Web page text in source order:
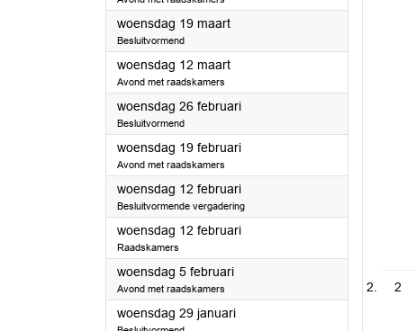
woensdag 19 maart2025
Besluitvormend
woensdag 12 maart2025
Avond met raadskamers
woensdag 26 februari2025
Besluitvormend
woensdag 19 februari2025
Avond met raadskamers
woensdag 12 februari2025
Besluitvormende vergadering
woensdag 12 februari2025
Raadskamers
woensdag 5 februari2025
Avond met raadskamers
woensdag 29 januari2025
2